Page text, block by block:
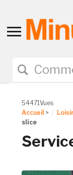
Toggle
navigation
54471Vues
Accueil >
slice